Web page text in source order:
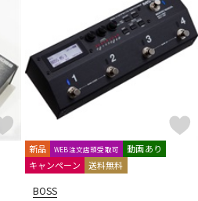
新品 WEB注文店頭受取可
動画あり
キャンペーン
送料無料
BOSS